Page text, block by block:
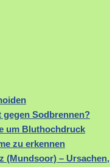
gegen Sodbrennen?
um Bluthochdruck
zu erkennen
(Mundsoor) – Ursachen,